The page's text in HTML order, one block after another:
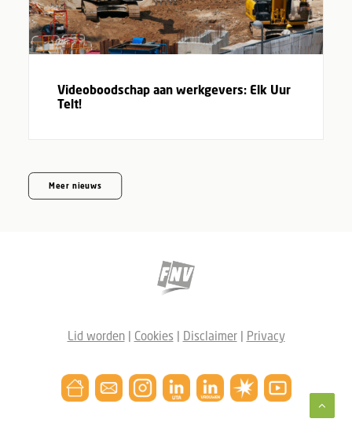
Videoboodschap aan werkgevers: Elk Uur
Telt!
Meer nieuws
Lid worden| Cookies | Disclaimer| Privacy